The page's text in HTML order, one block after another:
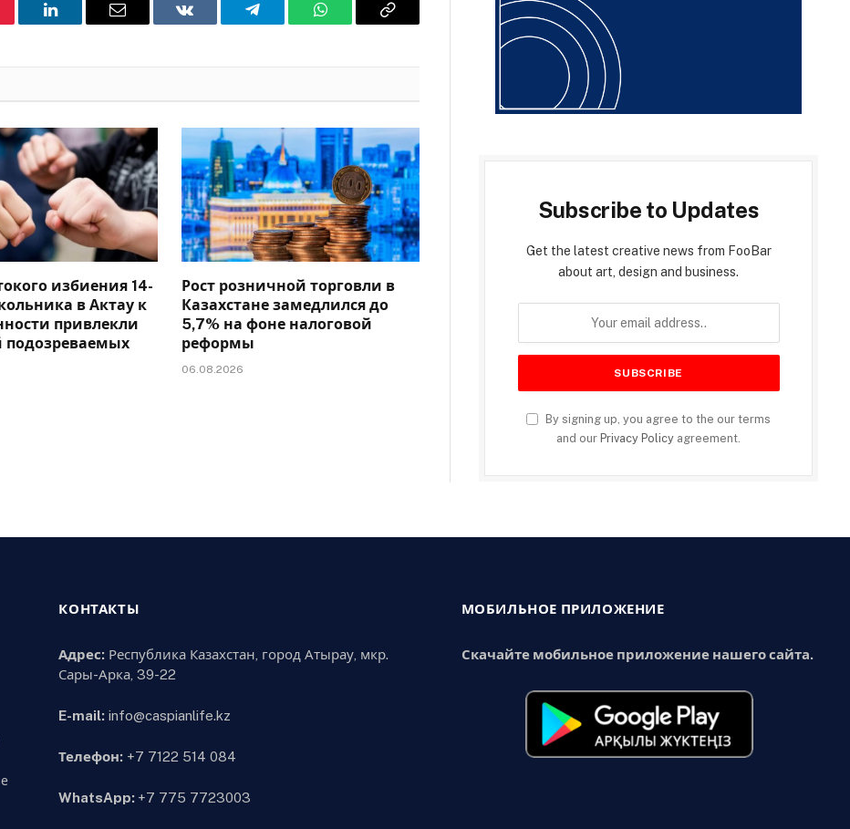
LinkedIn Email VKontakteTelegram WhatsAppCopy
избиения 14-
в Актау к
привлекли
подозреваемых
Рост розничной торговли в
Казахстане замедлился до
5,7% на фоне налоговой
реформы
06.08.2026
Subscribe to Updates
Get the latest creative news from FooBar
about art, design and business.
By signing up, you agree to the our terms
and our Privacy Policy agreement.
КОНТАКТЫ
Адрес: Республика Казахстан, город Атырау, мкр.
Сары-Арка, 39-22
E-mail: info@caspianlife.kz
Телефон: +7 7122 514 084
WhatsApp: +7 775 7723003
МОБИЛЬНОЕ ПРИЛОЖЕНИЕ
Скачайте мобильное приложение нашего сайта.